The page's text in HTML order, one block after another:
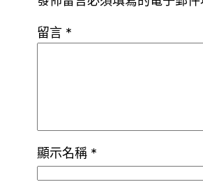
留言 *
顯示名稱 *